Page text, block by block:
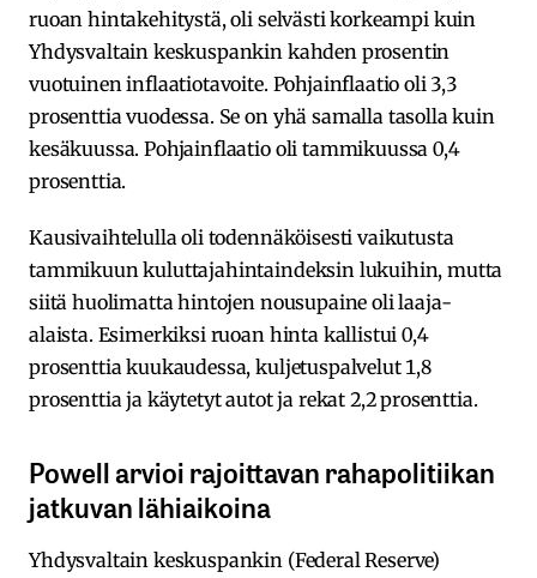
ruoan hintakehitystä, oli selvästi korkeampi kuin
Yhdysvaltain keskuspankin kahden prosentin
vuotuinen inflaatiotavoite. Pohjainflaatio oli 3,3
prosenttia vuodessa. Se on yhä samalla tasolla kuin
kesäkuussa. Pohjainflaatio oli tammikuussa 0,4
prosenttia.
Kausivaihtelulla oli todennäköisesti vaikutusta
tammikuun kuluttajahintaindeksin lukuihin, mutta
siitä huolimatta hintojen nousupaine oli laaja-
alaista. Esimerkiksi ruoan hinta kallistui 0,4
prosenttia kuukaudessa, kuljetuspalvelut 1,8
prosenttia ja käytetyt autot ja rekat 2,2 prosenttia.
Powell arvioi rajoittavan rahapolitiikan
jatkuvan lähiaikoina
Yhdysvaltain keskuspankin (Federal Reserve)